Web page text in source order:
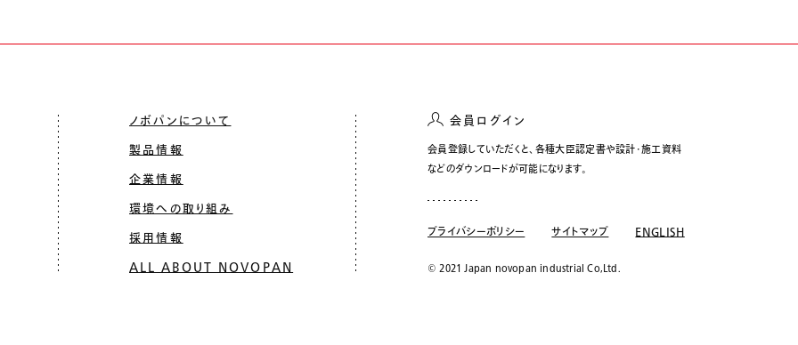
ノボパンについて
製品情報
企業情報
環境への取り組み
採用情報
ALL ABOUT NOVOPAN
会員ログイン
会員登録していただくと、各種大臣認定書や設計・施工資料
などのダウンロードが可能になります。
プライバシーポリシー サイトマップ ENGLISH
© 2021 Japan novopan industrial Co,Ltd.